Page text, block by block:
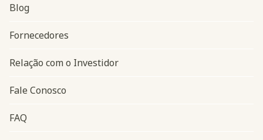
Navegação do rodapé
Blog
Fornecedores
Relação com o Investidor
Fale Conosco
FAQ